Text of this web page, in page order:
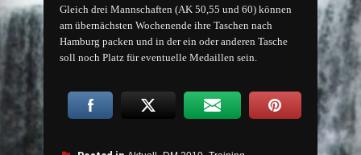
Gleich drei Mannschaften (AK 50,55 und 60) können
am übernächsten Wochenende ihre Taschen nach
Hamburg packen und in der ein oder anderen Tasche
soll noch Platz für eventuelle Medaillen sein.